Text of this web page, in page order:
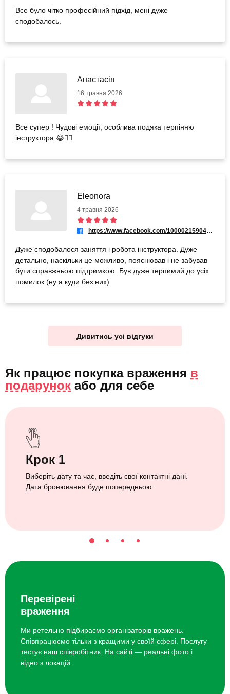
Все було чітко професійний підхід, мені дуже
сподобалось.
Анастасія
16 травня 2026
Все супер ! Чудові емоції, особлива подяка терпінню
інструктора 😂👍🏼
Eleonora
4 травня 2026
https://www.facebook.com/100002159049977
Дуже сподобалося заняття і робота інструктора. Дуже
детально, наскільки це можливо, пояснював і не забував
бути справжньою підтримкою. Був дуже терпимий до усіх
помилок (ну а куди без них).
Дивитись усі відгуки
Як працює покупка враження в
подарунок або для себе
Крок 1
Виберіть дату та час, введіть свої контактні дані.
Дата бронювання буде попередньою.
Перевірені
враження
Ми ретельно підбираємо організаторів вражень.
Співпрацюємо тільки з кращими у своїй сфері. Послугу
тестує наш співробітник. На сайті — реальні фото і
відео з локацій.